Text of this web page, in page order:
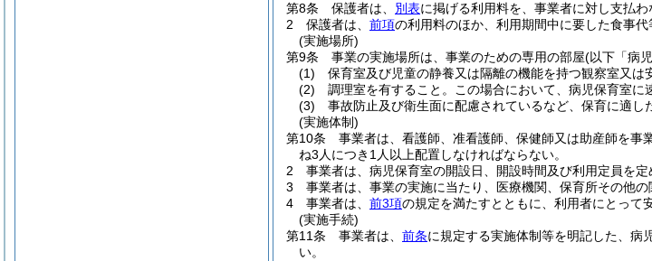
第8条
保護者は、 別表に掲げる利用料を、事業者に対し支払わ
2
保護者は、 前項の利用料のほか、利用期間中に要した食事
(実施場所)
第9条
事業の実施場所は、事業のための専用の部屋(以下「病
(1)
保育室及び児童の静養又は隔離の機能を持つ観察室又は
(2)
調理室を有すること。
この場合において、病児保育室に
(3)
事故防止及び衛生面に配慮されているなど、保育に適し
(実施体制)
第10条
事業者は、看護師、准看護師、保健師又は助産師を事
ね3人につき1人以上配置しなければならない。
2
事業者は、病児保育室の開設日、開設時間及び利用定員を定
3
事業者は、事業の実施に当たり、医療機関、保育所その他
4
事業者は、 前3項の規定を満たすとともに、利用者にとって
(実施手続)
第11条
事業者は、 前条に規定する実施体制等を明記した、病
い。